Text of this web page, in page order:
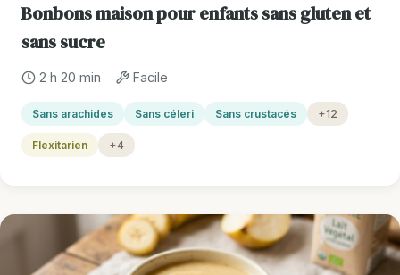
Bonbons maison pour enfants sans gluten et
sans sucre
2 h 20 min Facile
Sans arachides Sans céleri Sans crustacés +12
Flexitarien +4